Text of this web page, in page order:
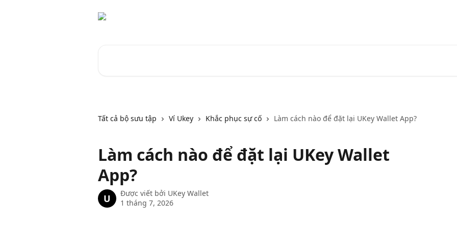
Tất cả bộ sưu tập Ví Ukey Khắc phục sự cố Làm cách nào để đặt lại UKey Wallet App?
Làm cách nào để đặt lại UKey Wallet
App?
U Được viết bởi UKey Wallet
1 tháng 7, 2026